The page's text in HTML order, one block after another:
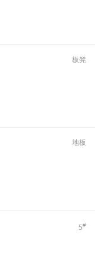
板凳
地板
5#